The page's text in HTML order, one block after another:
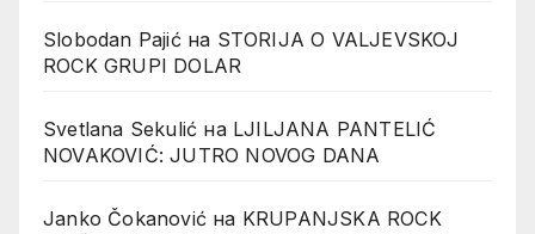
Slobodan Pajićна STORIJA O VALJEVSKOJ
ROCK GRUPI DOLAR
Svetlana Sekulić на LJILJANA PANTELIĆ
NOVAKOVIĆ: JUTRO NOVOG DANA
Janko Čokanović на KRUPANJSKA ROCK